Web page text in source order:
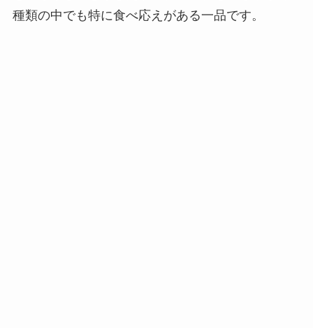
種類の中でも特に食べ応えがある一品です。